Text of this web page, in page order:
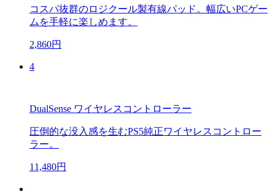
コスパ抜群のロジクール製有線パッド。幅広いPCゲー
ムを手軽に楽しめます。
2,860円
4
DualSense ワイヤレスコントローラー
圧倒的な没入感を生むPS5純正ワイヤレスコントロー
ラー。
11,480円